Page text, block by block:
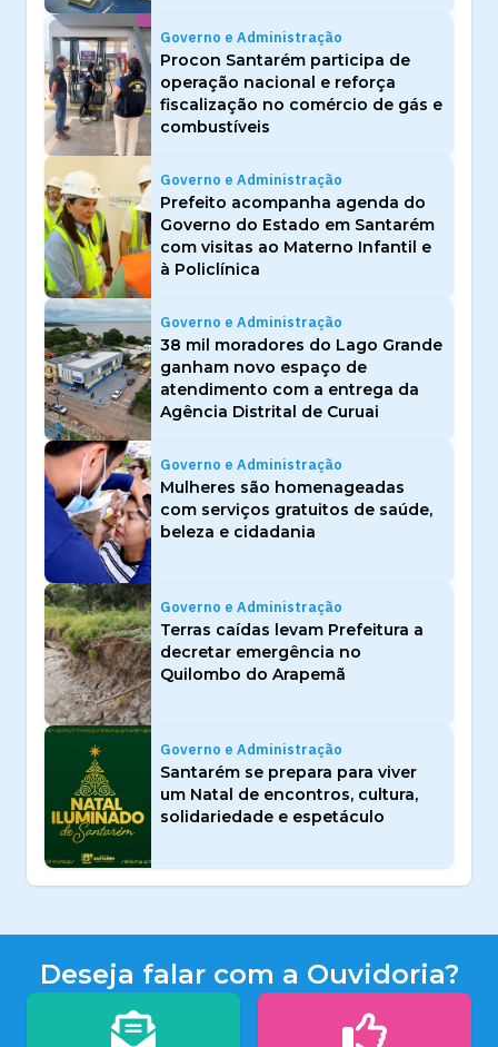
Governo e Administração
Procon Santarém participa de
operação nacional e reforça
fiscalização no comércio de gás e
combustíveis
Governo e Administração
Prefeito acompanha agenda do
Governo do Estado em Santarém
com visitas ao Materno Infantil e
à Policlínica
Governo e Administração
38 mil moradores do Lago Grande
ganham novo espaço de
atendimento com a entrega da
Agência Distrital de Curuai
Governo e Administração
Mulheres são homenageadas
com serviços gratuitos de saúde,
beleza e cidadania
Governo e Administração
Terras caídas levam Prefeitura a
decretar emergência no
Quilombo do Arapemã
Governo e Administração
Santarém se prepara para viver
um Natal de encontros, cultura,
solidariedade e espetáculo
Deseja falar com a Ouvidoria?